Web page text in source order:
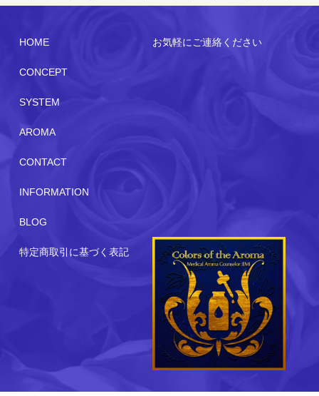
HOME
CONCEPT
SYSTEM
AROMA
CONTACT
INFORMATION
BLOG
お気軽にご連絡ください
特定商取引に基づく表記